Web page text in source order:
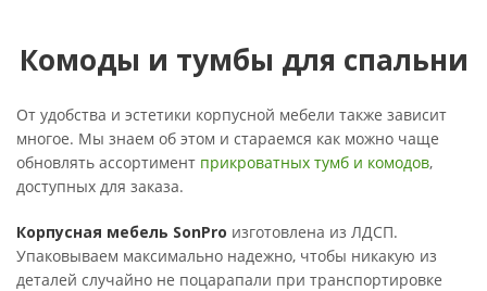
Комоды и тумбы для спальни
От удобства и эстетики корпусной мебели также зависит
многое. Мы знаем об этом и стараемся как можно чаще
обновлять ассортимент прикроватных тумб и комодов,
доступных для заказа.
Корпусная мебель SonPro изготовлена из ЛДСП.
Упаковываем максимально надежно, чтобы никакую из
деталей случайно не поцарапали при транспортировке